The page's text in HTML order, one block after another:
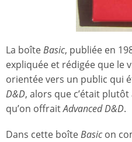
La boîteBasic, publiée en
expliquée et rédigée que le
orientée vers un public qui
D&D, alors que c’était
qu’on offraitAdvanced D&D.
Dans cette boîteBasicon